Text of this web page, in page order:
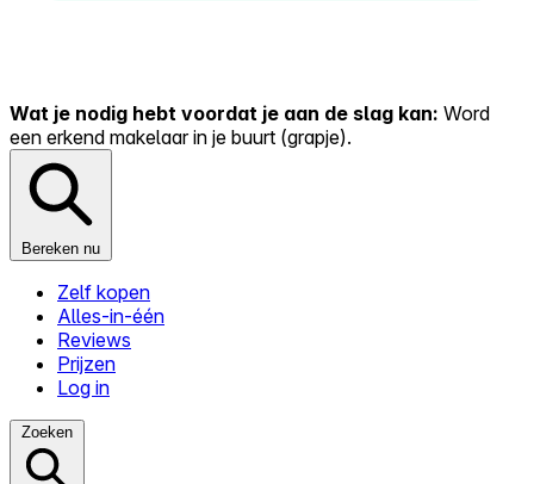
Wat je nodig hebt voordat je aan de slag kan: Word
een erkend makelaar in je buurt (grapje).
Bereken nu
Zelf kopen
Alles-in-één
Reviews
Prijzen
Log in
Zoeken